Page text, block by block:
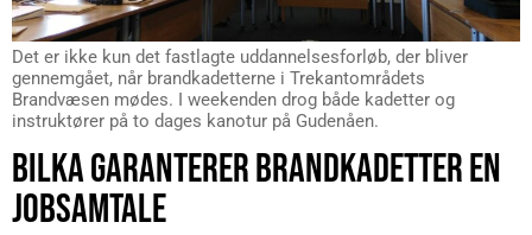
Det er ikke kun det fastlagte uddannelsesforløb, der bliver
gennemgået, når brandkadetterne i Trekantområdets
Brandvæsen mødes. I weekenden drog både kadetter og
instruktører på to dages kanotur på Gudenåen.
BILKA GARANTERER BRANDKADETTER EN
JOBSAMTALE